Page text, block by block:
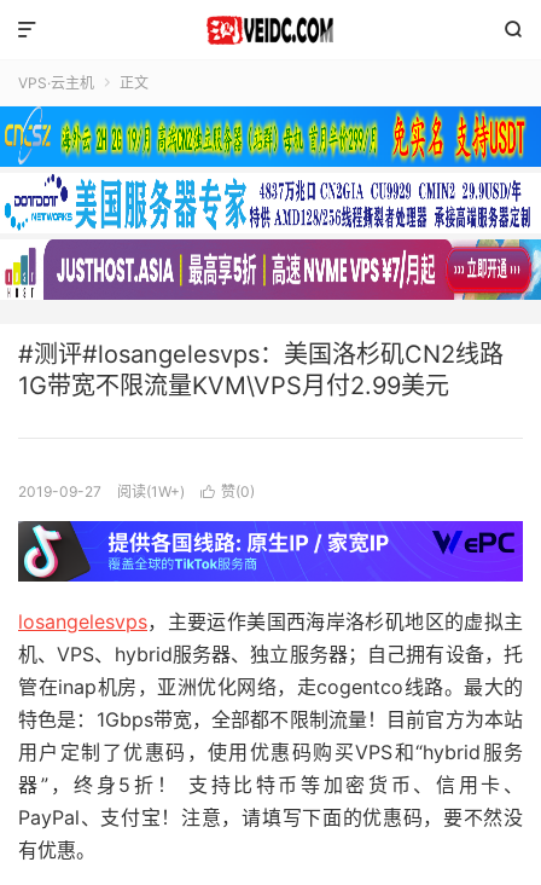


VPS·云主机  正文
#测评#losangelesvps：美国洛杉矶CN2线路
1G带宽不限流量KVM\VPS月付2.99美元
2019-09-27 阅读(1W+)  赞(0)
losangelesvps，主要运作美国西海岸洛杉矶地区的虚拟主
机、VPS、hybrid服务器、独立服务器；自己拥有设备，托
管在inap机房，亚洲优化网络，走cogentco线路。最大的
特色是：1Gbps带宽，全部都不限制流量！目前官方为本站
用户定制了优惠码，使用优惠码购买VPS和“hybrid服务
器”，终身5折！ 支持比特币等加密货币、信用卡、
PayPal、支付宝！注意，请填写下面的优惠码，要不然没
有优惠。